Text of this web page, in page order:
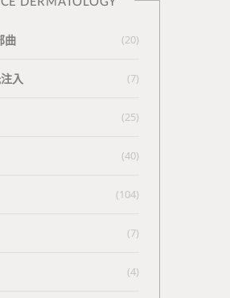
曲 (20)
入 (7)
(25)
(40)
(104)
(7)
(4)